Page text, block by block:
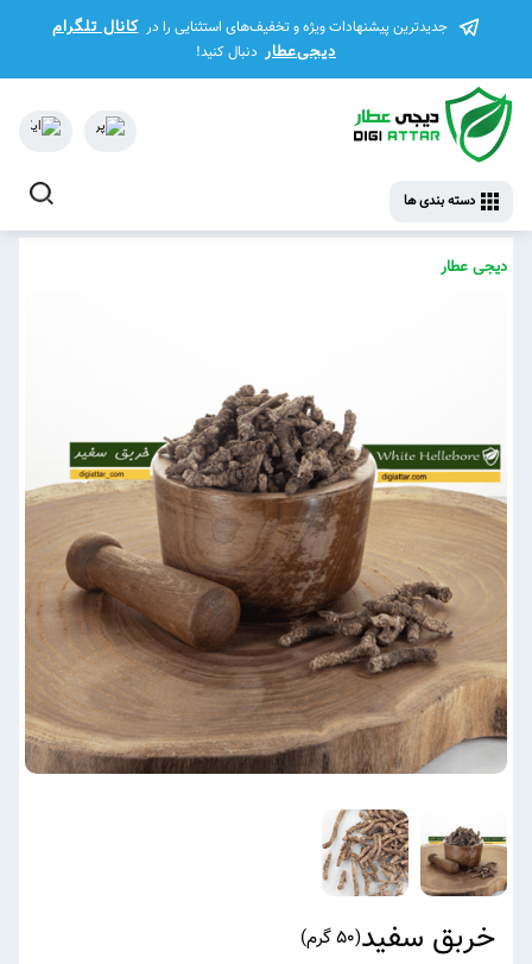
جدیدترین پیشنهادات ویژه و تخفیف‌های استثنایی را در کانال تلگرام
دیجی‌عطار دنبال کنید!
دسته بندی ها
دیجی عطار
خربق سفید(50 گرم )